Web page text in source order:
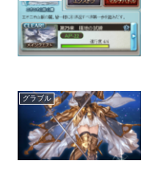
グラブル